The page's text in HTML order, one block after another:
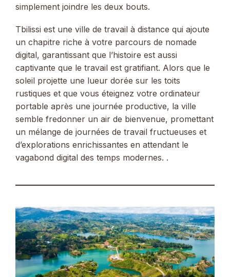
simplement joindre les deux bouts.
Tbilissi est une ville de travail à distance qui ajoute
un chapitre riche à votre parcours de nomade
digital, garantissant que l’histoire est aussi
captivante que le travail est gratifiant. Alors que le
soleil projette une lueur dorée sur les toits
rustiques et que vous éteignez votre ordinateur
portable après une journée productive, la ville
semble fredonner un air de bienvenue, promettant
un mélange de journées de travail fructueuses et
d’explorations enrichissantes en attendant le
vagabond digital des temps modernes. .